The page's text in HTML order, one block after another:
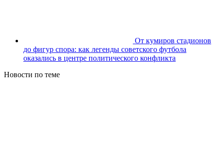
От кумиров стадионов
до фигур спора: как легенды советского футбола
оказались в центре политического конфликта
Новости по теме